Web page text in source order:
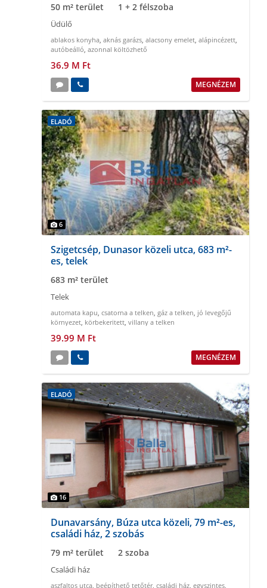
50 m² terület 1 + 2 félszoba
Üdülő
ablakos konyha, aknás garázs, alacsony emelet, alápincézett,
autóbeálló, azonnal költözhető
36.9 M Ft
MEGNÉZEM
ELADÓ
6
Szigetcsép, Dunasor közeli utca, 683 m²-
es, telek
683 m² terület
Telek
automata kapu, csatorna a telken, gáz a telken, jó levegőjű
környezet, körbekeritett, villany a telken
39.99 M Ft
MEGNÉZEM
ELADÓ
16
Dunavarsány, Búza utca közeli, 79 m²-es,
családi ház, 2 szobás
79 m² terület 2 szoba
Családi ház
aszfaltos utca, beépíthető tetőtér, családi ház, egyszintes,